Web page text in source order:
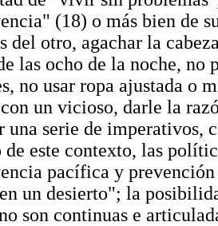
(18) o más bien de
del otro, agachar la
las ocho de la noche,
no usar ropa ajustada o
un vicioso, darle la
una serie de imperativos,
de este contexto, las
pacífica y
un desierto"; la
son continuas e